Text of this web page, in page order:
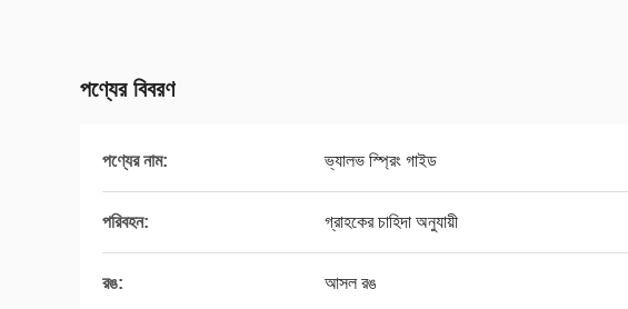
পণ্যের বিবরণ
পণ্যের নাম: ভ্যালভ স্প্রিং গাইড
পরিবহন: গ্রাহকের চাহিদা অনুযায়ী
রঙ: আসল রঙ